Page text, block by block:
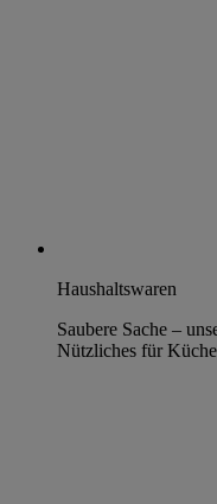
Haushaltswaren
Saubere Sache –
Nützliches für